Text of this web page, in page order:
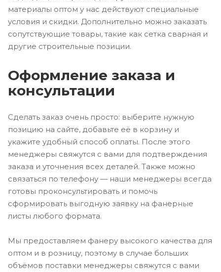
материалы оптом у нас действуют специальные
условия и скидки. Дополнительно можно заказать
сопутствующие товары, такие как сетка сварная и
другие строительные позиции.
Оформление заказа и
консультации
Сделать заказ очень просто: выберите нужную
позицию на сайте, добавьте её в корзину и
укажите удобный способ оплаты. После этого
менеджеры свяжутся с вами для подтверждения
заказа и уточнения всех деталей. Также можно
связаться по телефону — наши менеджеры всегда
готовы проконсультировать и помочь
сформировать выгодную заявку на фанерные
листы любого формата.
Мы предоставляем фанеру высокого качества для
оптом и в розницу, поэтому в случае больших
объёмов поставки менеджеры свяжутся с вами